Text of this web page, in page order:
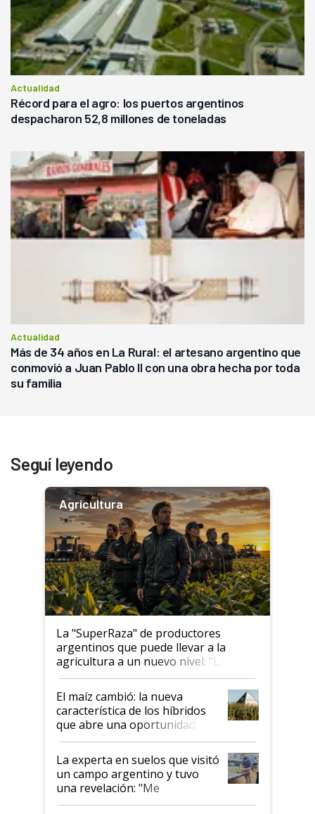
Actualidad
Récord para el agro: los puertos argentinos
despacharon 52,8 millones de toneladas
Actualidad
Más de 34 años en La Rural: el artesano argentino que
conmovió a Juan Pablo II con una obra hecha por toda
su familia
Seguí leyendo
Agricultura
La "SuperRaza" de productores
argentinos que puede llevar a la
agricultura a un nuevo nivel: "Las
posibilidades de crecimiento son
infinitas"
El maíz cambió: la nueva
característica de los híbridos
que abre una oportunidad en
el lote
La experta en suelos que visitó
un campo argentino y tuvo
una revelación: "Me
impresionó mucho"